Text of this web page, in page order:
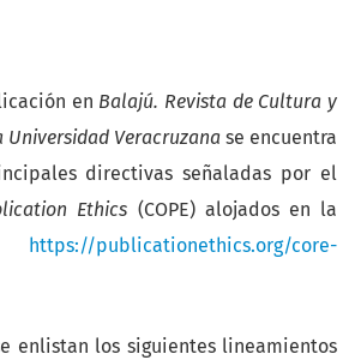
en Balajú. Revista de Cultura y
Universidad Veracruzana se encuentra
directivas señaladas por el
Ethics (COPE) alojados en la
https://publicationethics.org/core-
enlistan los siguientes lineamientos